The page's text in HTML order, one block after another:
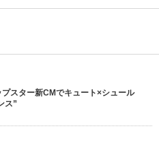
スター新CMでキュート×シュール
ス”